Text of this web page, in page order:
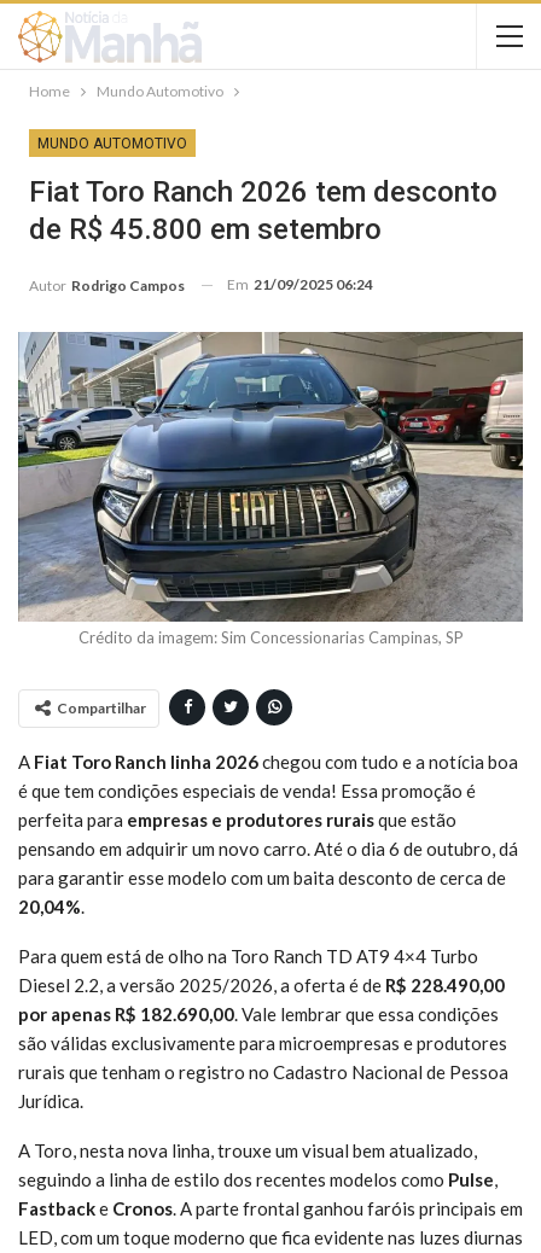
Home Mundo Automotivo
MUNDO AUTOMOTIVO
Fiat Toro Ranch 2026 tem desconto
de R$ 45.800 em setembro
Autor Rodrigo Campos Em 21/09/2025 06:24
Crédito da imagem: Sim Concessionarias Campinas, SP
Compartilhar
A Fiat Toro Ranch linha 2026chegou com tudo e a notícia boa
é que tem condições especiais de venda! Essa promoção é
perfeita para empresas e produtores ruraisque estão
pensando em adquirir um novo carro. Até o dia 6 de outubro, dá
para garantir esse modelo com um baita desconto de cerca de
20,04%.
Para quem está de olho na Toro Ranch TD AT9 4×4 Turbo
Diesel 2.2, a versão 2025/2026, a oferta é de R$ 228.490,00
por apenas R$ 182.690,00. Vale lembrar que essa condições
são válidas exclusivamente para microempresas e produtores
rurais que tenham o registro no Cadastro Nacional de Pessoa
Jurídica.
A Toro, nesta nova linha, trouxe um visual bem atualizado,
seguindo a linha de estilo dos recentes modelos como Pulse,
Fastbacke Cronos. A parte frontal ganhou faróis principais em
LED, com um toque moderno que fica evidente nas luzes diurnas